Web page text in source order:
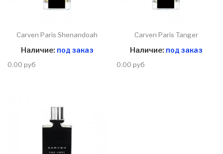
Carven Paris Shenandoah
Наличие: под заказ
0.00 руб
Carven Paris Tanger
Наличие: под заказ
0.00 руб